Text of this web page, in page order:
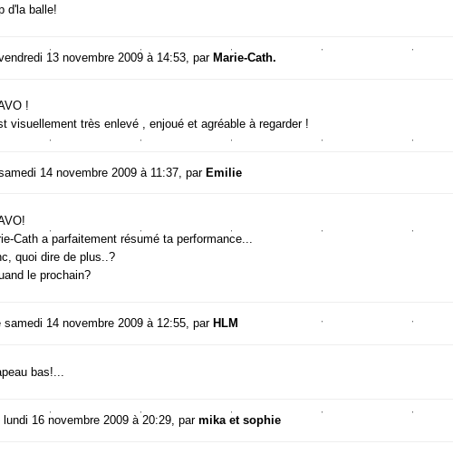
d'la balle!
13 novembre 2009 à 14:53, par Marie-Cath.
!
visuellement très enlevé , enjoué et agréable à regarder !
14 novembre 2009 à 11:37, par Emilie
Cath a parfaitement résumé ta performance...
quoi dire de plus..?
le prochain?
samedi 14 novembre 2009 à 12:55, par HLM
bas!...
lundi 16 novembre 2009 à 20:29, par mika et sophie